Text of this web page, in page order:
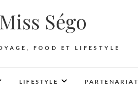
Miss Ségo
FOOD ET LIFESTYLE
LIFESTYLE PARTENARIAT